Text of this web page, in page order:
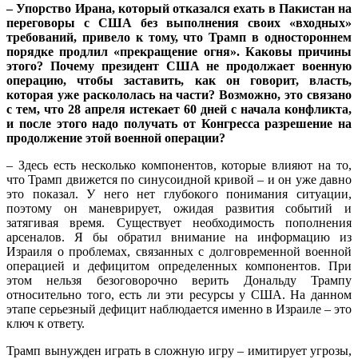
– Упорство Ирана, который отказался ехать в Пакистан на
переговоры с США без выполнения своих «входных»
требований, привело к тому, что Трамп в одностороннем
порядке продлил «прекращение огня». Каковы причины
этого? Почему президент США не продолжает военную
операцию, чтобы заставить, как он говорит, власть,
которая уже раскололась на части? Возможно, это связано
с тем, что 28 апреля истекает 60 дней с начала конфликта,
и после этого надо получать от Конгресса разрешение на
продолжение этой военной операции?
– Здесь есть несколько компонентов, которые влияют на то,
что Трамп движется по синусоидной кривой – и он уже давно
это показал. У него нет глубокого понимания ситуации,
поэтому он маневрирует, ожидая развития событий и
затягивая время. Существует необходимость пополнения
арсеналов. Я бы обратил внимание на информацию из
Израиля о проблемах, связанных с долговременной военной
операцией и дефицитом определенных компонентов. При
этом нельзя безоговорочно верить Дональду Трампу
относительно того, есть ли эти ресурсы у США. На данном
этапе серьезный дефицит наблюдается именно в Израиле – это
ключ к ответу.
Трамп вынужден играть в сложную игру – имитирует угрозы,